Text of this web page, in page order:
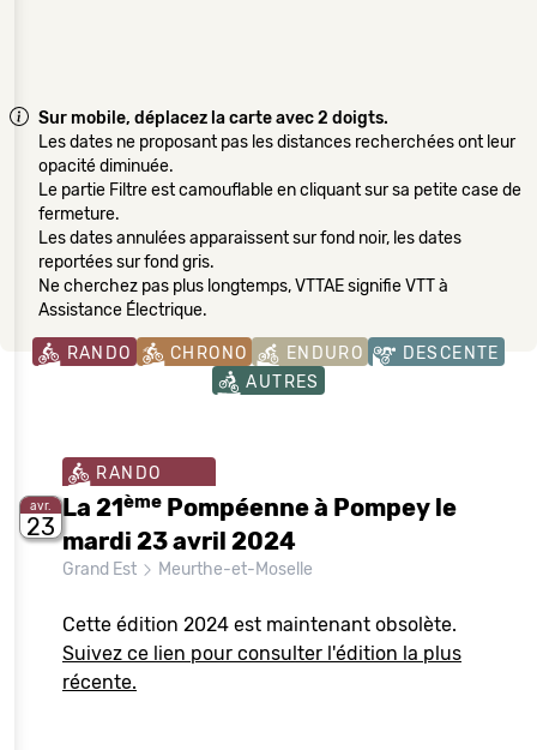
Sur mobile, déplacez la carte avec 2 doigts.
Les dates ne proposant pas les distances recherchées ont leur
opacité diminuée.
Le partie Filtre est camouflable en cliquant sur sa petite case de
fermeture.
Les dates annulées apparaissent sur fond noir, les dates
reportées sur fond gris.
Ne cherchez pas plus longtemps, VTTAE signifie VTT à
Assistance Électrique.
RANDO CHRONO ENDURO
DESCENTE
AUTRES
avr.
23
RANDO
La 21ème Pompéenne à Pompey le
mardi 23 avril 2024
Grand Est Meurthe-et-Moselle
Cette édition 2024 est maintenant obsolète.
Suivez ce lien pour consulter l'édition la plus
récente.